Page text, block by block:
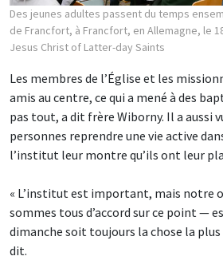
Des jeunes adultes passent du temps
de Francfort, à Francfort, en Allemagne, le
Jesus Christ of Latter-day Saints
Les membres de l’Église et les
amis au centre, ce qui a mené à des
pas tout, a dit frère Wiborny. Il a aussi
personnes reprendre une vie active
l’institut leur montre qu’ils ont leur
« L’institut est important, mais notre
sommes tous d’accord sur ce point —
dimanche soit toujours la chose la
dit.